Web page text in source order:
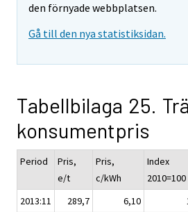
den förnyade webbplatsen.
Gå till den nya statistiksidan.
Tabellbilaga 25.
konsumentpris
Period
Pris,
e/t
Pris,
c/kWh
Index
2010=100
2013:11
289,7 6,10